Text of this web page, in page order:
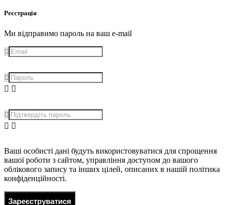
Реєстрація
Ми відправимо пароль на ваш e-mail
Ваші особисті дані будуть використовуватися для спрощення
вашої роботи з сайтом, управління доступом до вашого
облікового запису та інших цілей, описаних в нашій політика
конфіденційності.
Зареєструватися